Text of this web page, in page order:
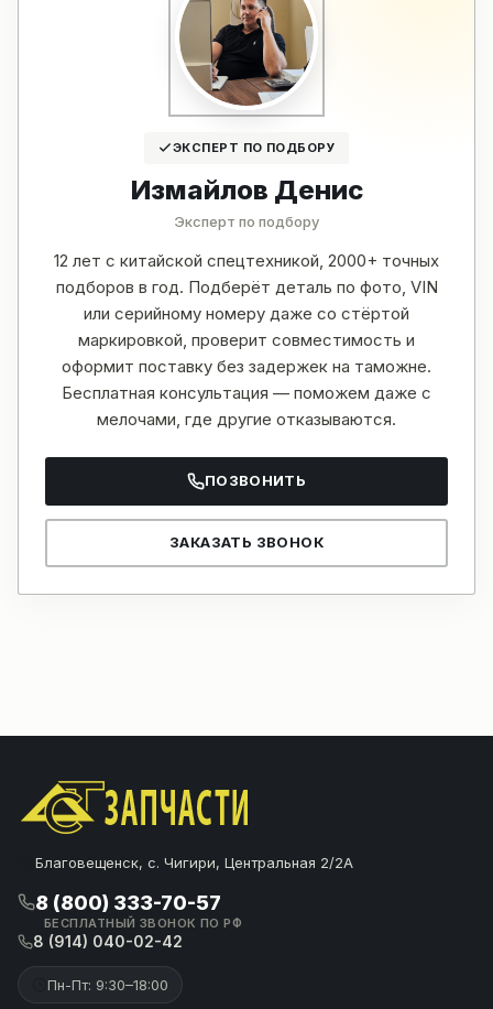
ЭКСПЕРТ ПО ПОДБОРУ
Измайлов Денис
Эксперт по подбору
12 лет с китайской спецтехникой, 2000+ точных
подборов в год. Подберёт деталь по фото, VIN
или серийному номеру даже со стёртой
маркировкой, проверит совместимость и
оформит поставку без задержек на таможне.
Бесплатная консультация — поможем даже с
мелочами, где другие отказываются.
ПОЗВОНИТЬ
ЗАКАЗАТЬ ЗВОНОК
Благовещенск, с. Чигири, Центральная 2/2А
8 (800) 333-70-57
БЕСПЛАТНЫЙ ЗВОНОК ПО РФ
8 (914) 040-02-42
Пн-Пт: 9:30–18:00